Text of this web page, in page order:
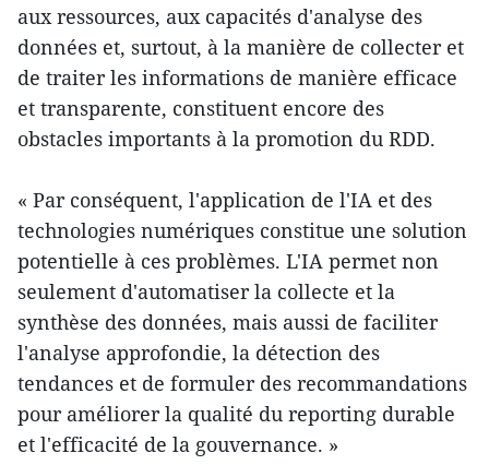
aux ressources, aux capacités d'analyse des
données et, surtout, à la manière de collecter et
de traiter les informations de manière efficace
et transparente, constituent encore des
obstacles importants à la promotion du RDD.
« Par conséquent, l'application de l'IA et des
technologies numériques constitue une solution
potentielle à ces problèmes. L'IA permet non
seulement d'automatiser la collecte et la
synthèse des données, mais aussi de faciliter
l'analyse approfondie, la détection des
tendances et de formuler des recommandations
pour améliorer la qualité du reporting durable
et l'efficacité de la gouvernance. »